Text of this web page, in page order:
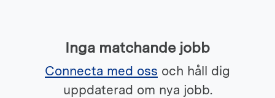
Inga matchande jobb
Connecta med oss och håll dig
uppdaterad om nya jobb.